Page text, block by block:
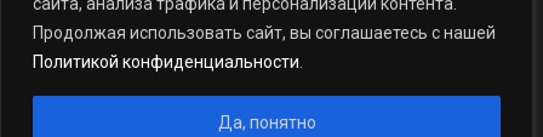
Продолжая использовать сайт, вы соглашаетесь с нашей
Политикой конфиденциальности
Да, понятно
АРХИВ
16+
газеты «Миасский рабочий»; Областное государственное учреждение
«Издательский дом «Губерния». Все права защищены.
Андрей Петрович Попов